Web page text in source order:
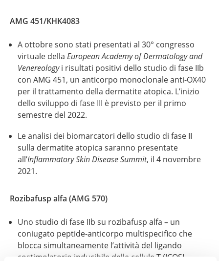
AMG 451/KHK4083
A ottobre sono stati presentati al 30° congresso
virtuale della European Academy of Dermatology and
Venereologyi risultati positivi dello studio di fase IIb
con AMG 451, un anticorpo monoclonaleanti-OX40
per il trattamento della dermatite atopica. L’inizio
dello sviluppo di fase III è previsto per il primo
semestre del 2022.
Le analisi dei biomarcatori dello studio di fase II
sulla dermatite atopica saranno presentate
all’InflammatorySkin Disease Summit, il 4 novembre
2021.
Rozibafusp alfa (AMG 570)
Uno studio di fase IIb su rozibafusp alfa – un
coniugato peptide-anticorpo multispecifico che
blocca simultaneamente l’attività del ligando
costimolatorio inducibile delle cellule T (ICOSL,